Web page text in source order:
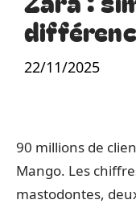
22/11/2025
90 millions de
Mango. Les
mastodontes,